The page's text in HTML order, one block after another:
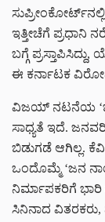
ಇತ್ತೀಚೆಗೆ ಪ್ರಧಾನಿ
ಬಗ್ಗೆ
ಈ ಕರ್ನಾಟಕ
ವಿಜಯ್ ನಟನೆಯ
ಸಾಧ್ಯತೆ ಇದೆ.
ಬಿಡುಗಡೆ ಆಗಿಲ್ಲ.
ಒಂದೊಮ್ಮೆ ‘ಜನ
ನಿರ್ಮಾಪಕರಿಗೆ ಭಾರಿ
ಸಿನಿನಾದ